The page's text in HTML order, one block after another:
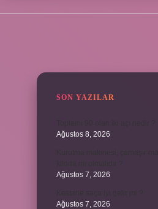
SON YAZILAR
Ağustos 8, 2026
Ağustos 7, 2026
Ağustos 7, 2026